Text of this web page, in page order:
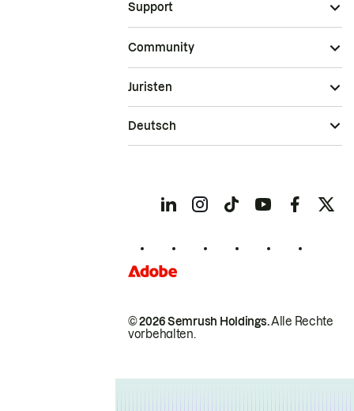
Support
Community
© 2026 Semrush Holdings.Alle Rechte
vorbehalten.
Juristen
Deutsch